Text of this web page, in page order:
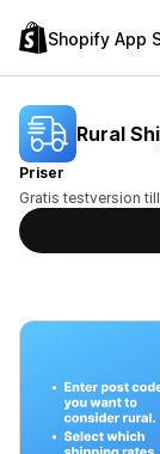
Shopify App
Rural
Priser
Gratis testversion